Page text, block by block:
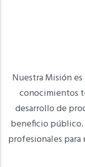
Nuestra Misión
conocimientos
desarrollo de
beneficio público.
profesionales para